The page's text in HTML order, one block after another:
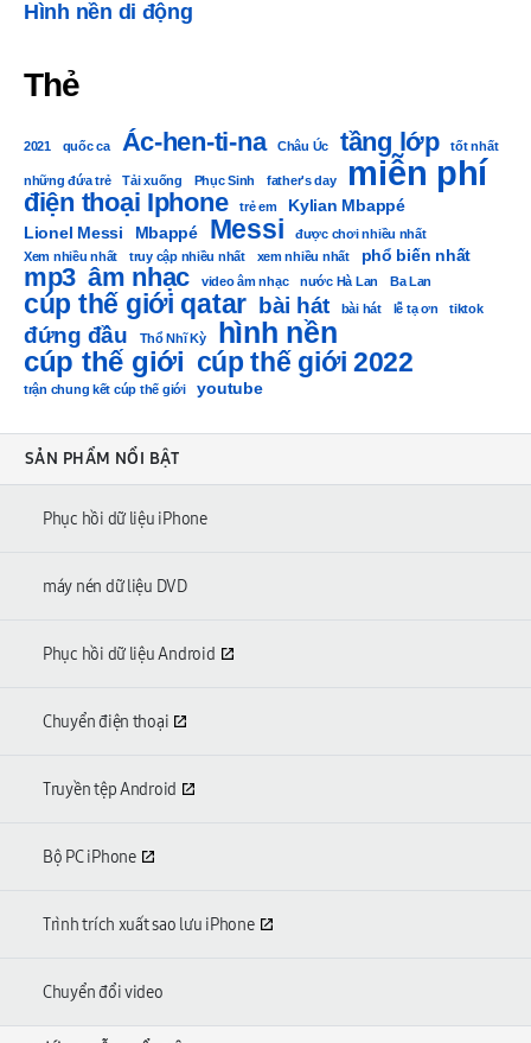
Hình nền di động
Thẻ
2021 quốc ca Ác-hen-ti-na Châu Úc tầng lớp tốt nhất
những đứa trẻ Tải xuống Phục Sinh father's day miễn phí
điện thoại Iphone trẻ em
Kylian Mbappé
Lionel Messi
Mbappé Messi
được chơi nhiều nhất
Xem nhiều nhất
truy cập nhiều nhất xem nhiều nhất phổ biến nhất
mp3 âm nhạc video âm nhạc nước Hà Lan Ba Lan
cúp thế giới qatar bài hát bài hát lễ tạ ơn tiktok
đứng đầu Thổ Nhĩ Kỳ hình nền
cúp thế giới cúp thế giới 2022
trận chung kết cúp thế giới youtube
SẢN PHẨM NỔI BẬT
Phục hồi dữ liệu iPhone
máy nén dữ liệu DVD
Phục hồi dữ liệu Android
Chuyển điện thoại
Truyền tệp Android
Bộ PC iPhone
Trình trích xuất sao lưu iPhone
Chuyển đổi video